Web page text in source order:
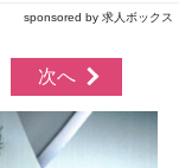
sponsored by 求人ボックス
次へ